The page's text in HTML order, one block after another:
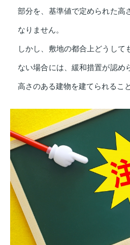
部分を、基準値で定められた高
なりません。
しかし、敷地の都合上どうして
ない場合には、緩和措置が認め
高さのある建物を建てられるこ